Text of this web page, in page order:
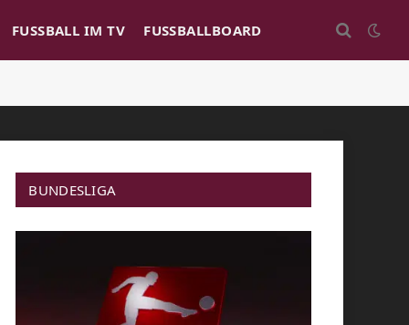
FUSSBALL IM TV FUSSBALLBOARD
BUNDESLIGA